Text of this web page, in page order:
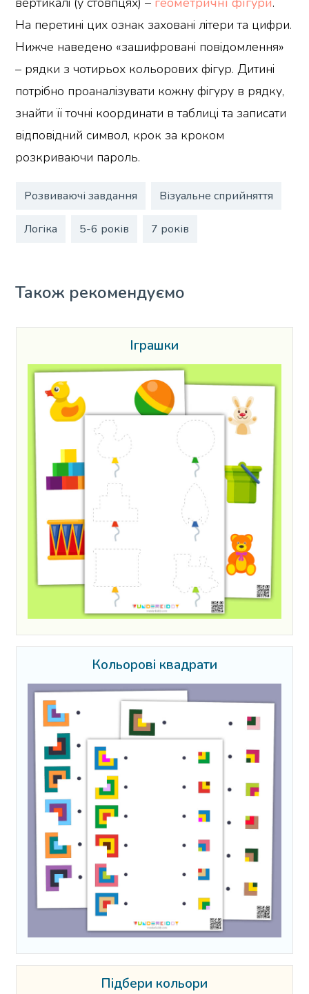
На перетині цих ознак заховані літери та цифри.
Нижче наведено «зашифровані повідомлення»
– рядки з чотирьох кольорових фігур. Дитині
потрібно проаналізувати кожну фігуру в рядку,
знайти її точні координати в таблиці та записати
відповідний символ, крок за кроком
розкриваючи пароль.
Розвиваючі завдання Візуальне сприйняття
Логіка 5-6 років 7 років
Також рекомендуємо
Іграшки
Кольорові квадрати
Підбери кольори